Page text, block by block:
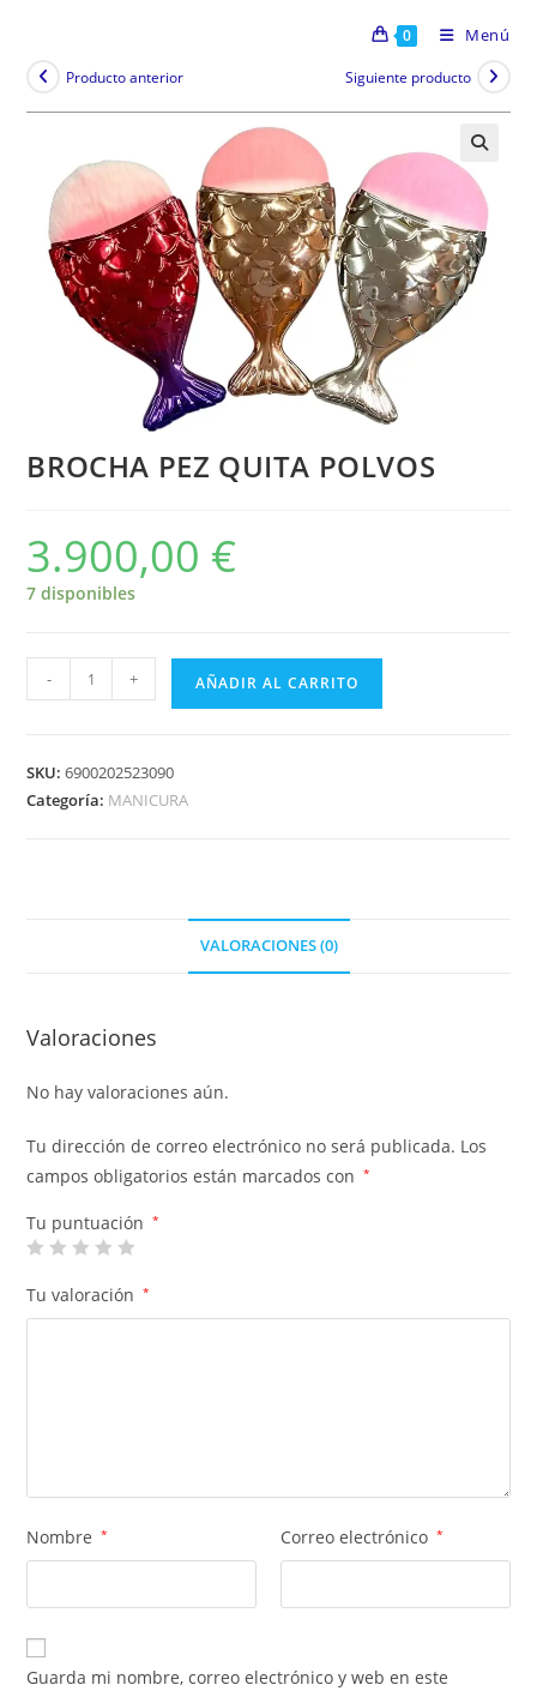
0 Menú
Producto anterior Siguiente producto
BROCHA PEZ QUITA POLVOS
3.900,00 €
7 disponibles
- + AÑADIR AL CARRITO
SKU:6900202523090
Categoría: MANICURA
VALORACIONES (0)
Valoraciones
No hay valoraciones aún.
Tu dirección de correo electrónico no será publicada. Los
campos obligatorios están marcados con
*
Tu puntuación *
Tu valoración *
Nombre * Correo electrónico *
Guarda mi nombre, correo electrónico y web en este